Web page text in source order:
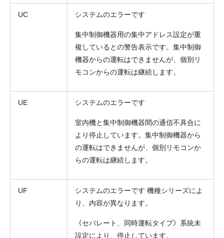
UC システムのエラーです
集中制御機器用の集中アドレス設定が重
複しているとの警告表示です。集中制御
機器からの運転はできませんが、個別リ
モコンからの運転は継続します。
UE システムのエラーです
室内機と集中制御機器間の通信不具合に
より停止しています。集中制御機器から
の運転はできませんが、個別リモコンか
らの運転は継続します。
UF
システムのエラーです 機種シリーズによ
り、内容が異なります。
《セパレート、同時運転タイプ》系統未
設定により、停止しています。